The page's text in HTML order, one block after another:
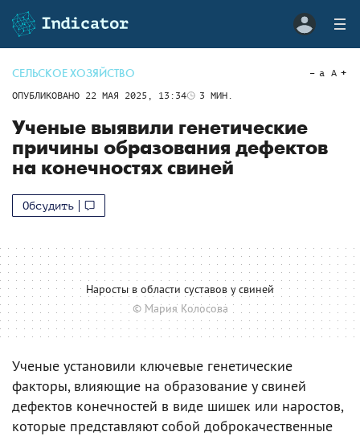
СЕЛЬСКОЕ ХОЗЯЙСТВО
ОПУБЛИКОВАНО 22 МАЯ 2025, 13:34 3 МИН.
a A
Ученые выявили генетические
причины образования дефектов
на конечностях свиней
Обсудить
Наросты в области суставов у свиней
© Мария Колосова
Ученые установили ключевые генетические
факторы, влияющие на образование у свиней
дефектов конечностей в виде шишек или наростов,
которые представляют собой доброкачественные